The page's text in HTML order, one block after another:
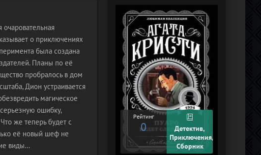
о приключениях
была создана
Планы по её
пробралось в дом
Дион устраивается
магическое
ошибку,
же теперь будет с
её новый шеф не
виды…
Рейтинг
0
Детектив,
Приключения,
Сборник